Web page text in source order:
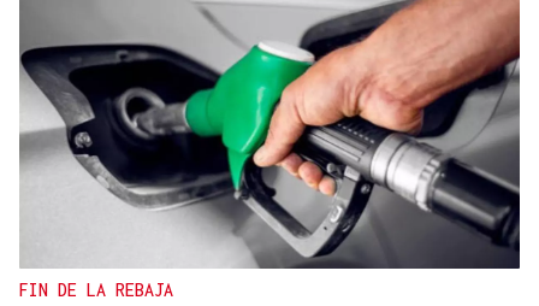
FIN DE LA REBAJA